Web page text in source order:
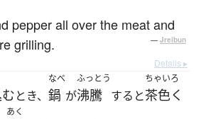
pepper all over the meat and
grilling.
— Jreibun
Details ▸
とき、
なべ
鍋 が
ふっとう
沸騰 すると
ちゃいろ
茶色く
あく